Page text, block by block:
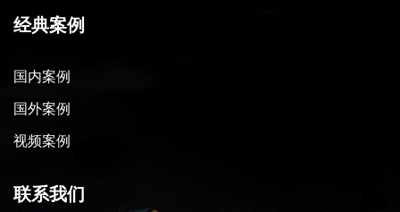
经典案例
国内案例
国外案例
视频案例
联系我们